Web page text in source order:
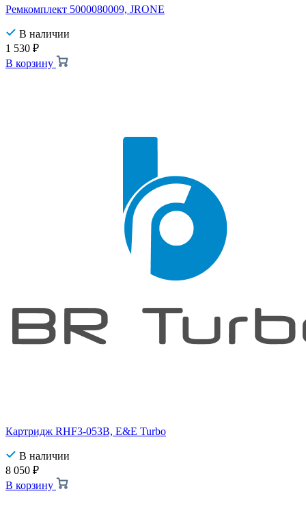
Ремкомплект 5000080009, JRONE
В наличии
1 530 ₽
В корзину
Картридж RHF3-053B, E&E Turbo
В наличии
8 050 ₽
В корзину